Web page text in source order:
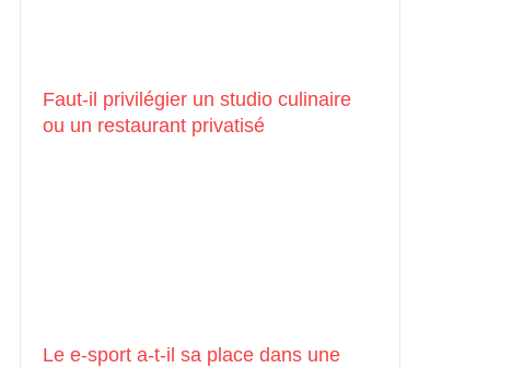
Faut-il privilégier un studio culinaire
ou un restaurant privatisé
Le e-sport a-t-il sa place dans une